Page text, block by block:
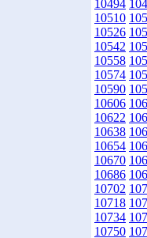
10494
10510
10526
10542
10558
10574
10590
10606
10622
10638
10654
10670
10686
10702
10718
10734
10750